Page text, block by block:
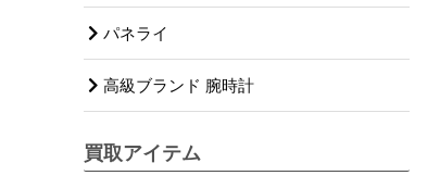
パネライ
高級ブランド 腕時計
買取アイテム